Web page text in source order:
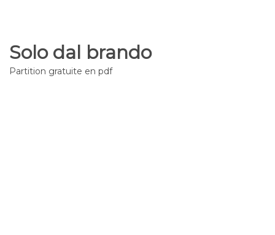
Solo dal brando
Partition gratuite en pdf